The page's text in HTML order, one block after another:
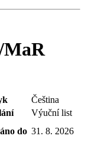
MaR
Čeština
Výuční list
do 31. 8. 2026